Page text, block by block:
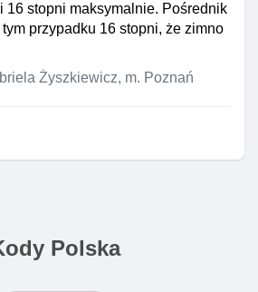
16 stopni maksymalnie. Pośrednik
przypadku 16 stopni, że zimno
Żyszkiewicz, m. Poznań
Polska